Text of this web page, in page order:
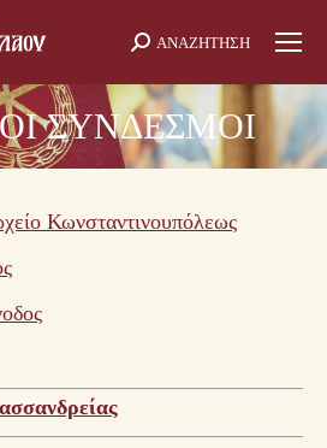
Search:
ΑΝΑΖΗΤΗΣΗ
ΣΥΝΔΕΣΜΟΙ
Κωνσταντινουπόλεως